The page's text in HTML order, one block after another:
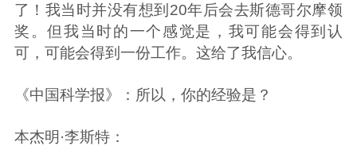
了！我当时并没有想到20年后会去斯德哥尔摩领
奖。但我当时的一个感觉是，我可能会得到认
可，可能会得到一份工作。这给了我信心。
《中国科学报》：所以，你的经验是？
本杰明·李斯特：